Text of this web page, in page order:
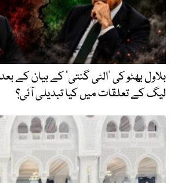
بلاول بھٹو کی ’الٹی گنتی‘ کے بیان کے بعد
لیگ کے تعلقات میں کیا تبدیلی آئی؟